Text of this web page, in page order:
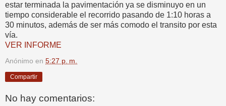
estar terminada la pavimentación ya se disminuyo en un
tiempo considerable el recorrido pasando de 1:10 horas a
30 minutos, además de ser más comodo el transito por esta
vía.
VER INFORME
Anónimo en 5:27 p. m.
Compartir
No hay comentarios: